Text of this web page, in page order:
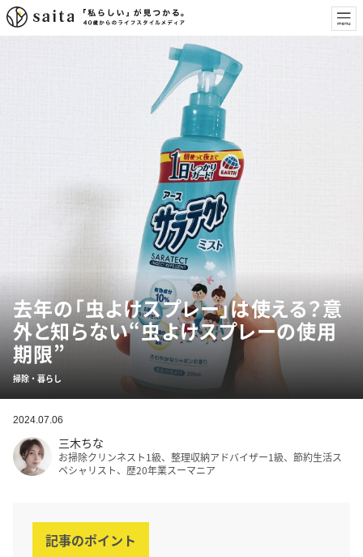
去年の「虫よけスプレー」は使える？意
外と知らない“虫よけスプレーの使用
期限”
掃除・暮らし
2024.07.06
三木ちな
お掃除クリンネスト1級、整理収納アドバイザー1級、節約生活ス
ペシャリスト、歴20年業スーマニア
記事のポイント